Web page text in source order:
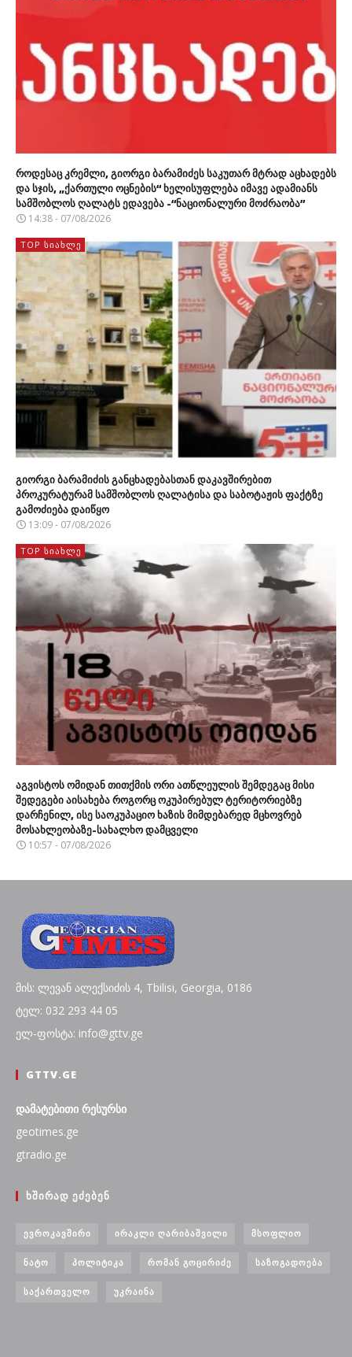
როდესაც კრემლი, გიორგი ბარამიძეს საკუთარ მტრად აცხადებს
და სჯის, „ქართული ოცნების“ ხელისუფლება იმავე ადამიანს
სამშობლოს ღალატს ედავება -“ნაციონალური მოძრაობა”
14:38 - 07/08/2026
TOP ᲡᲘᲐᲮᲚᲔ
გიორგი ბარამიძის განცხადებასთან დაკავშირებით
პროკურატურამ სამშობლოს ღალატისა და საბოტაჟის ფაქტზე
გამოძიება დაიწყო
13:09 - 07/08/2026
TOP ᲡᲘᲐᲮᲚᲔ
აგვისტოს ომიდან თითქმის ორი ათწლეულის შემდეგაც მისი
შედეგები აისახება როგორც ოკუპირებულ ტერიტორიებზე
დარჩენილ, ისე საოკუპაციო ხაზის მიმდებარედ მცხოვრებ
მოსახლეობაზე-სახალხო დამცველი
10:57 - 07/08/2026
მის: ლევან ალექსიძის 4, Tbilisi, Georgia, 0186
ტელ: 032 293 44 05
ელ-ფოსტა: info@gttv.ge
GTTV.GE
დამატებითი რესურსი
geotimes.ge
gtradio.ge
ᲮᲨᲘᲠᲐᲓ ᲔᲫᲔᲑᲔᲜ
ᲔᲕᲠᲝᲙᲐᲕᲨᲘᲠᲘ ᲘᲠᲐᲙᲚᲘ ᲦᲐᲠᲘᲑᲐᲨᲕᲘᲚᲘ ᲛᲡᲝᲤᲚᲘᲝ
ᲜᲐᲢᲝ ᲞᲝᲚᲘᲢᲘᲙᲐ ᲠᲝᲛᲐᲜ ᲒᲝᲪᲘᲠᲘᲫᲔ ᲡᲐᲖᲝᲒᲐᲓᲝᲔᲑᲐ
ᲡᲐᲥᲐᲠᲗᲕᲔᲚᲝ ᲣᲙᲠᲐᲘᲜᲐ